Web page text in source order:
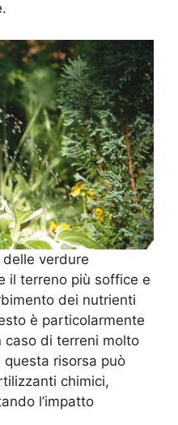
delle verdure
il terreno più soffice e
dei nutrienti
è particolarmente
caso di terreni molto
questa risorsa può
chimici,
l’impatto